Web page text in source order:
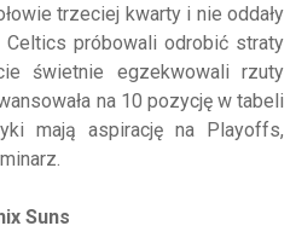
trzeciej kwarty i nie oddały
próbowali odrobić straty
świetnie egzekwowali rzuty
na 10 pozycję w tabeli
mają aspirację na Playoffs,
Suns